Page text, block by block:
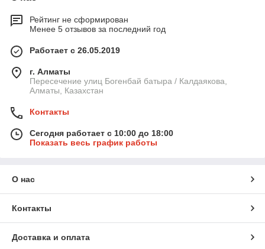
Рейтинг не сформирован
Менее 5 отзывов за последний год
Работает с 26.05.2019
г. Алматы
Пересечение улиц Богенбай батыра / Калдаякова,
Алматы, Казахстан
Контакты
Сегодня работает с 10:00 до 18:00
Показать весь график работы
О нас
Контакты
Доставка и оплата